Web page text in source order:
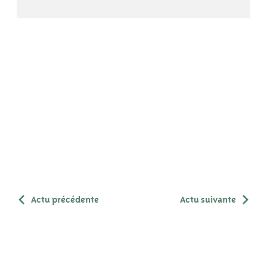
Actu précédente Actu suivante